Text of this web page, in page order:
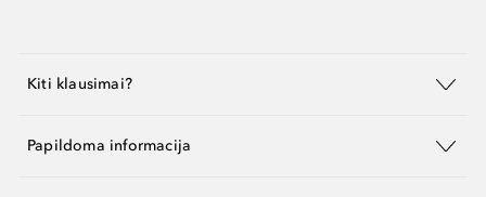
Kiti klausimai?
Papildoma informacija